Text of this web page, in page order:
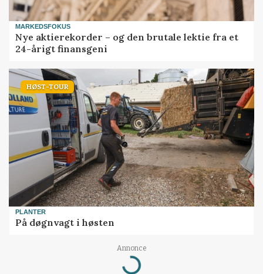
MARKEDSFOKUS
Nye aktierekorder – og den brutale lektie fra et
24-årigt finansgeni
HØST-TOUR
PLANTER
På døgnvagt i høsten
Annonce
Loading...